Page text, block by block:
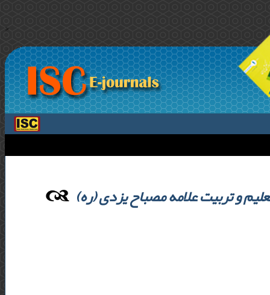
>
و تربیت علامه مصباح‌ یزدی (ره)